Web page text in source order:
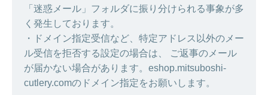
「迷惑メール」フォルダに振り分けられる事象が多
く発生しております。
・ドメイン指定受信など、特定アドレス以外のメー
ル受信を拒否する設定の場合は、 ご返事のメール
が届かない場合があります。eshop.mitsuboshi-
cutlery.comのドメイン指定をお願いします。